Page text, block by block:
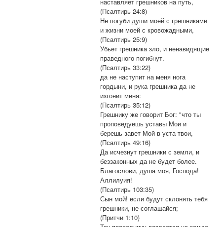
(Псалтирь 24:8)
Не погуби души моей с грешниками
и жизни моей с кровожадными,
(Псалтирь 25:9)
Убьет грешника зло, и ненавидящие
праведного погибнут.
(Псалтирь 33:22)
да не наступит на меня нога
гордыни, и рука грешника да не
изгонит меня:
(Псалтирь 35:12)
Грешнику же говорит Бог: "что ты
проповедуешь уставы Мои и
берешь завет Мой в уста твои,
(Псалтирь 49:16)
Да исчезнут грешники с земли, и
беззаконных да не будет более.
Благослови, душа моя, Господа!
Аллилуия!
(Псалтирь 103:35)
Сын мой! если будут склонять тебя
грешники, не соглашайся;
(Притчи 1:10)